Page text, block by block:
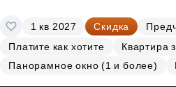
1 кв 2027 Скидка
Платите как хотите
Квартира
Панорамное окно (1 и более)